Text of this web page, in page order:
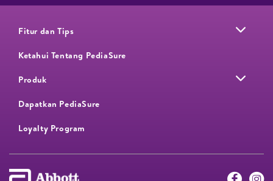
Fitur dan Tips
Ketahui Tentang PediaSure
Produk
Dapatkan PediaSure
Loyalty Program​